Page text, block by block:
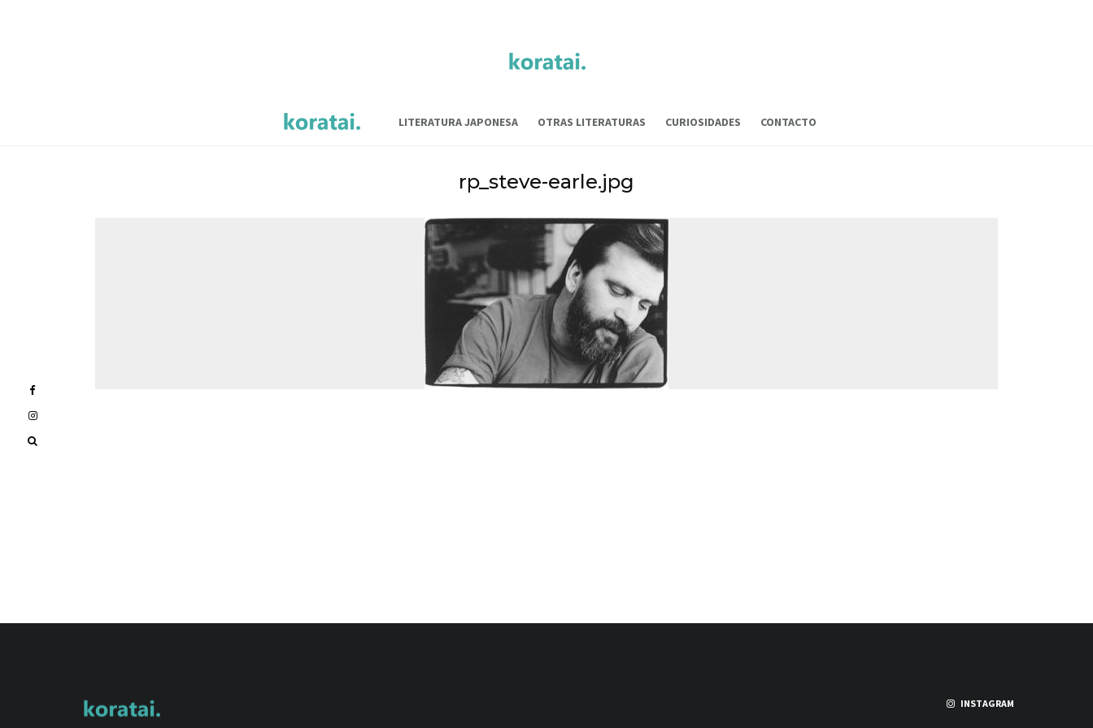
LITERATURA JAPONESA OTRAS LITERATURAS CURIOSIDADES CONTACTO
rp_steve-earle.jpg
INSTAGRAM